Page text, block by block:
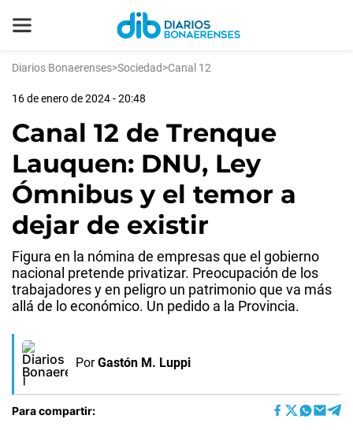
Diarios Bonaerenses>Sociedad>Canal 12
16 de enero de 2024 - 20:48
Canal 12 de Trenque
Lauquen: DNU, Ley
Ómnibus y el temor a
dejar de existir
Figura en la nómina de empresas que el gobierno
nacional pretende privatizar. Preocupación de los
trabajadores y en peligro un patrimonio que va más
allá de lo económico. Un pedido a la Provincia.
Por Gastón M. Luppi
Para compartir: